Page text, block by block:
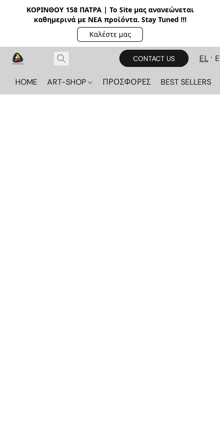
ΚΟΡΙΝΘΟΥ 158 ΠΑΤΡΑ | Το Site μας ανανεώνεται
καθημερινά με ΝΕΑ προϊόντα. Stay Tuned !!!
Καλέστε μας
CONTACT US EL
HOME ART-SHOP ΠΡΟΣΦΟΡΕΣ BEST SELLERS